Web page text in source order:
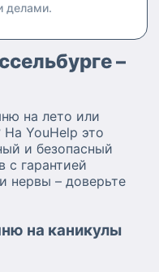
делами.
–
на лето или
На YouHelp это
и безопасный
с гарантией
нервы – доверьте
на каникулы